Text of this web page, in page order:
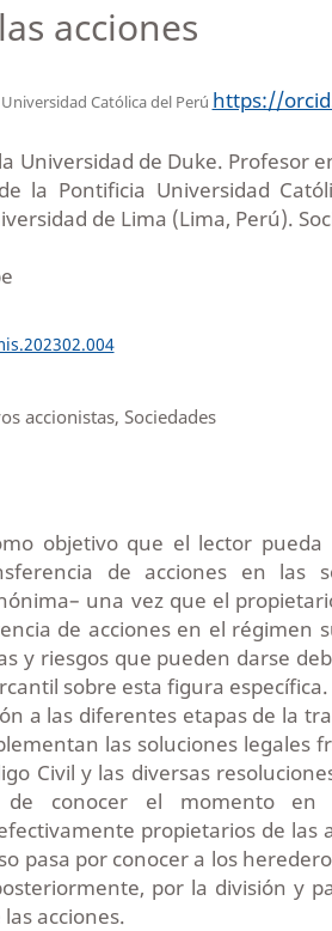
acciones
Católica del Perú https://
Universidad de Duke. Profesor
la Pontificia Universidad
de Lima (Lima, Perú).
accionistas, Sociedades
objetivo que el lector pueda
de acciones en las
una vez que el
de acciones en el régimen
y riesgos que pueden darse
sobre esta figura específica.
a las diferentes etapas de la
las soluciones legales
Civil y las diversas
de conocer el momento
propietarios de las
pasa por conocer a los
por la división y
acciones.